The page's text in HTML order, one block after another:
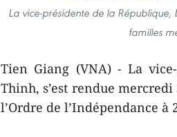
La vice-présidente de la République,
familles
Tien Giang (VNA) - La
Thinh, s’est rendue
l’Ordre de l’Indépendance